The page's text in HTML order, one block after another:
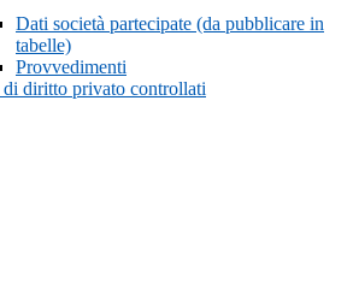
Dati società partecipate (da pubblicare in
tabelle)
Provvedimenti
diritto privato controllati